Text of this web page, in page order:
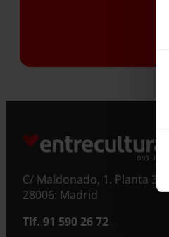
C/ Maldonado, 1. Planta 3.
28006: Madrid
Tlf. 91 590 26 72